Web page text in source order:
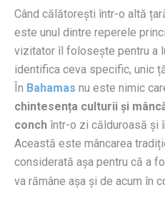
Când călătorești într-o altă
este unul dintre reperele
vizitator îl folosește pentru a
identifica ceva specific, unic
În Bahamas nu este nimic
chintesența culturii și
conch într-o zi călduroasă și
Această este mâncarea
considerată așa pentru că a
va rămâne așa și de acum în